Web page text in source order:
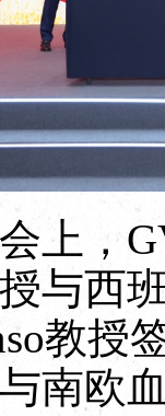
，
西班
教授
南欧